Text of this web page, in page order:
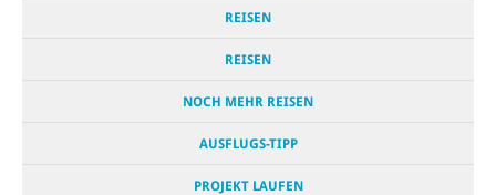
REISEN
REISEN
NOCH MEHR REISEN
AUSFLUGS-TIPP
PROJEKT LAUFEN